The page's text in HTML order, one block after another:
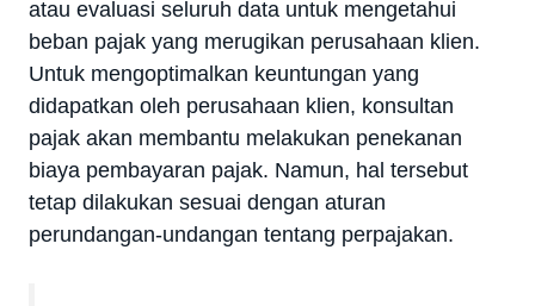
atau evaluasi seluruh data untuk mengetahui
beban pajak yang merugikan perusahaan klien.
Untuk mengoptimalkan keuntungan yang
didapatkan oleh perusahaan klien, konsultan
pajak akan membantu melakukan penekanan
biaya pembayaran pajak. Namun, hal tersebut
tetap dilakukan sesuai dengan aturan
perundangan-undangan tentang perpajakan.